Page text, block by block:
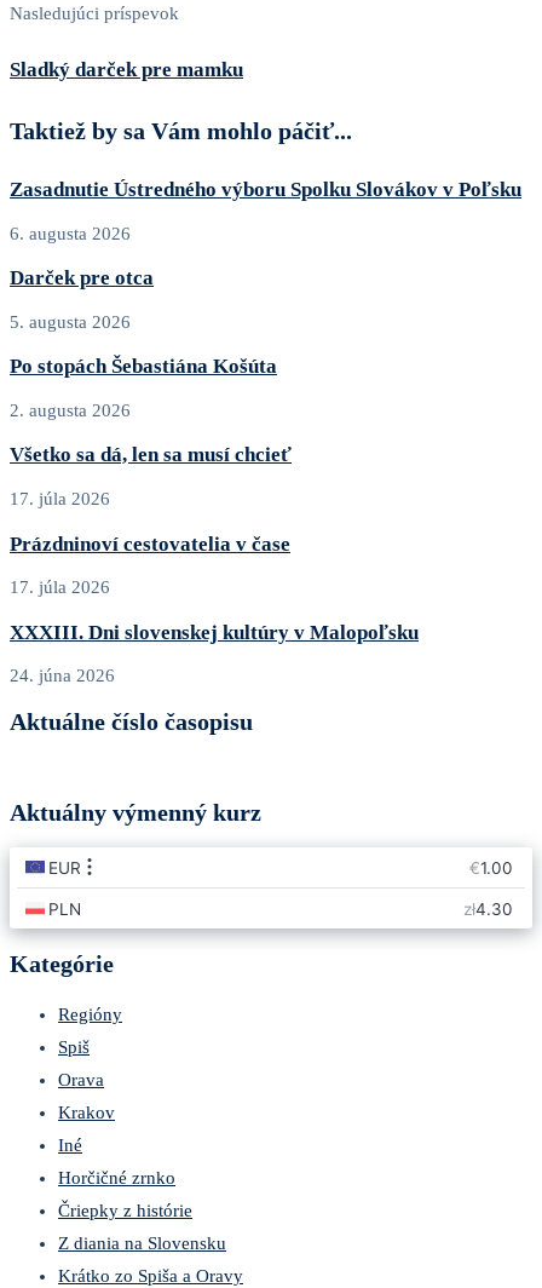
Nasledujúci príspevok
Sladký darček pre mamku
Taktiež by sa Vám mohlo páčiť...
Zasadnutie Ústredného výboru Spolku Slovákov v Poľsku
6. augusta 2026
Darček pre otca
5. augusta 2026
Po stopách Šebastiána Košúta
2. augusta 2026
Všetko sa dá, len sa musí chcieť
17. júla 2026
Prázdninoví cestovatelia v čase
17. júla 2026
XXXIII. Dni slovenskej kultúry v Malopoľsku
24. júna 2026
Aktuálne číslo časopisu
Aktuálny výmenný kurz
Kategórie
Regióny
Spiš
Orava
Krakov
Iné
Horčičné zrnko
Čriepky z histórie
Z diania na Slovensku
Krátko zo Spiša a Oravy